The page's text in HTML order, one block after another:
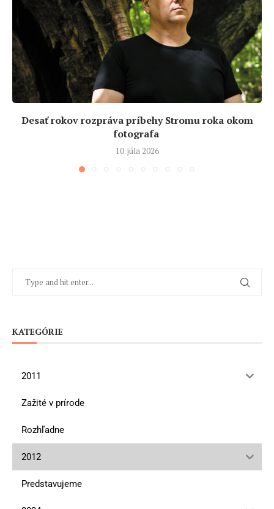
Desať rokov rozpráva príbehy Stromu roka okom
fotografa
10. júla 2026
KATEGÓRIE
2011
Zažité v prírode
Rozhľadne
2012
Predstavujeme